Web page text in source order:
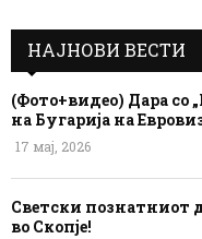
НАЈНОВИ ВЕСТИ
(Фото+видео) Дара со
на Бугарија на
17 мај, 2026
Светски познатниот
во Скопје!